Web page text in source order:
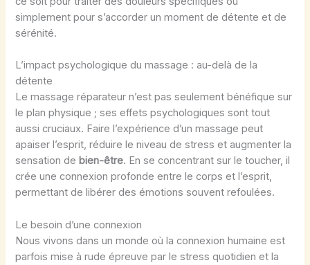
simplement pour s’accorder un moment de détente et de
sérénité.
L’impact psychologique du massage : au-delà de la
détente
Le massage réparateur n’est pas seulement bénéfique sur
le plan physique ; ses effets psychologiques sont tout
aussi cruciaux. Faire l’expérience d’un massage peut
apaiser l’esprit, réduire le niveau de stress et augmenter la
sensation de bien-être. En se concentrant sur le toucher, il
crée une connexion profonde entre le corps et l’esprit,
permettant de libérer des émotions souvent refoulées.
Le besoin d’une connexion
Nous vivons dans un monde où la connexion humaine est
parfois mise à rude épreuve par le stress quotidien et la